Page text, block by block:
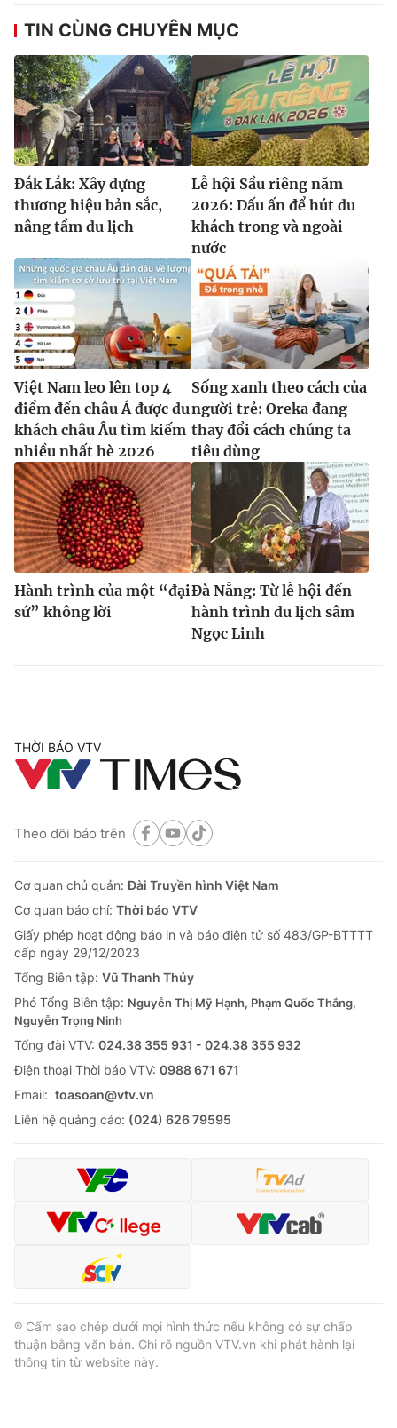
TIN CÙNG CHUYÊN MỤC
Đắk Lắk: Xây dựng
thương hiệu bản sắc,
nâng tầm du lịch
Lễ hội Sầu riêng năm
2026: Dấu ấn để hút du
khách trong và ngoài
nước
Việt Nam leo lên top 4
điểm đến châu Á được du
khách châu Âu tìm kiếm
nhiều nhất hè 2026
Sống xanh theo cách của
người trẻ: Oreka đang
thay đổi cách chúng ta
tiêu dùng
Hành trình của một “đại
sứ” không lời
Đà Nẵng: Từ lễ hội đến
hành trình du lịch sâm
Ngọc Linh
THỜI BÁO VTV
Theo dõi báo trên
Cơ quan chủ quản:Đài Truyền hình Việt Nam
Cơ quan báo chí: Thời báo VTV
Giấy phép hoạt động báo in và báo điện tử số 483/GP-BTTTT
cấp ngày 29/12/2023
Tổng Biên tập: Vũ Thanh Thủy
Phó Tổng Biên tập: Nguyễn Thị Mỹ Hạnh, Phạm Quốc Thắng,
Nguyễn Trọng Ninh
Tổng đài VTV: 024.38 355 931 - 024.38 355 932
Ðiện thoại Thời báo VTV: 0988 671 671
Email: toasoan@vtv.vn
Liên hệ quảng cáo: (024) 626 79595
® Cấm sao chép dưới mọi hình thức nếu không có sự chấp
thuận bằng văn bản. Ghi rõ nguồn VTV.vn khi phát hành lại
thông tin từ website này.